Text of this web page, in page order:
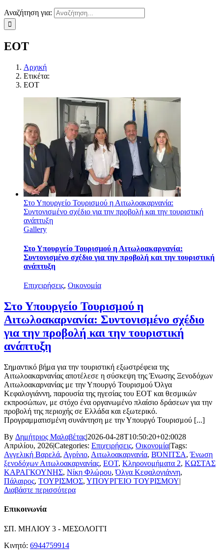
Αναζήτηση για:
ΕΟΤ
Αρχική
Ετικέτα:
ΕΟΤ
Στο Υπουργείο Τουρισμού η Αιτωλοακαρνανία:
Συντονισμένο σχέδιο για την προβολή και την τουριστική
ανάπτυξη
Gallery
Στο Υπουργείο Τουρισμού η Αιτωλοακαρνανία:
Συντονισμένο σχέδιο για την προβολή και την τουριστική
ανάπτυξη
Επιχειρήσεις, Οικονομία
Στο Υπουργείο Τουρισμού η
Αιτωλοακαρνανία: Συντονισμένο σχέδιο
για την προβολή και την τουριστική
ανάπτυξη
Σημαντικό βήμα για την τουριστική εξωστρέφεια της
Αιτωλοακαρνανίας αποτέλεσε η σύσκεψη της Ένωσης Ξενοδόχων
Αιτωλοακαρνανίας με την Υπουργό Τουρισμού Όλγα
Κεφαλογιάννη, παρουσία της ηγεσίας του ΕΟΤ και θεσμικών
εκπροσώπων, με στόχο ένα οργανωμένο πλαίσιο δράσεων για την
προβολή της περιοχής σε Ελλάδα και εξωτερικό.
Προγραμματισμένη συνάντηση με την Υπουργό Τουρισμού [...]
By Δημήτριος Μαλαβέτας|2026-04-28T10:50:20+02:0028
Απριλίου, 2026|Categories: Επιχειρήσεις, Οικονομία|Tags:
Αγγελική Βαρελά, Αγρίνιο, Αιτωλοακαρνανία, ΒΌΝΙΤΣΑ,Ένωση
ξενοδόχων Αιτωλοακαρνανίας, ΕΟΤ, Κληρονομήματα 2, ΚΩΣΤΑΣ
ΚΑΡΑΓΚΟΥΝΗΣ, Νίκη Φλώρου,Όλγα Κεφαλογιάννη,
Πάλαιρος, ΤΟΥΡΙΣΜΟΣ, ΥΠΟΥΡΓΕΙΟ ΤΟΥΡΙΣΜΟΥ|
Διαβάστε περισσότερα
Επικοινωνία
ΣΠ. ΜΗΛΙΟΥ 3 - ΜΕΣΟΛΟΓΓΙ
Κινητό: 6944759914